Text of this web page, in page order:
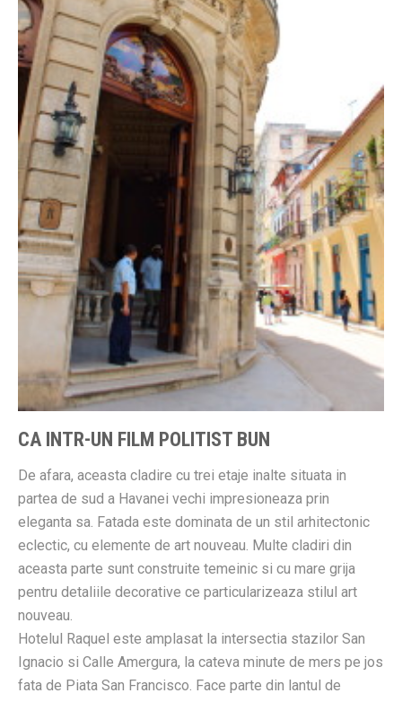
CA INTR-UN FILM POLITIST BUN
De afara, aceasta cladire cu trei etaje inalte situata in
partea de sud a Havanei vechi impresioneaza prin
eleganta sa. Fatada este dominata de un stil arhitectonic
eclectic, cu elemente de art nouveau. Multe cladiri din
aceasta parte sunt construite temeinic si cu mare grija
pentru detaliile decorative ce particularizeaza stilul art
nouveau.
Hotelul Raquel este amplasat la intersectia stazilor San
Ignacio si Calle Amergura, la cateva minute de mers pe jos
fata de Piata San Francisco. Face parte din lantul de